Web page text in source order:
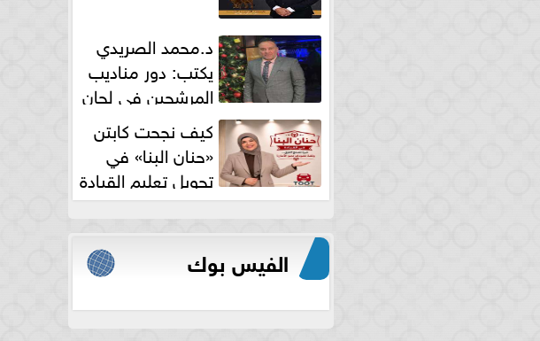
د.محمد الصريدي
يكتب: دور مناديب
المرشحين في لجان
الانتخابات
كيف نجحت كابتن
«حنان البنا» في
تحويل تعليم القيادة
النسائية من خوف...
الفيس بوك